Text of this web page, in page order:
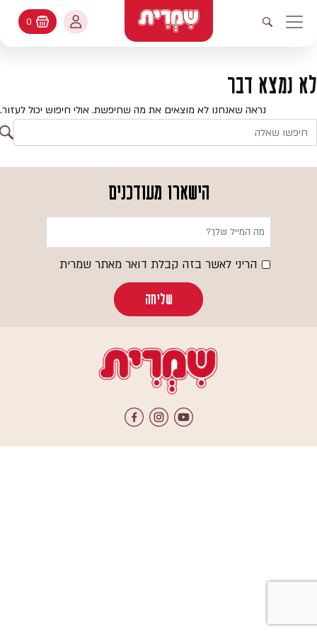
ניווט ראשי
פתיחת חיפוש
עולמות האפיה
מתכונים
קטלוג המוצרים
שאלות ותשובות
החשבון שלי
החשבון שלי
היסטורית הזמנות
עדכן סיסמה
עגלת קניות
0
לא נמצא דבר
נראה שאנחנו לא מוצאים את מה שחיפשת. אולי חיפוש יכול לעזור.
הישארו מעודכנים
הריני לאשר בזה קבלת דואר מאתר שמרית
שליחה